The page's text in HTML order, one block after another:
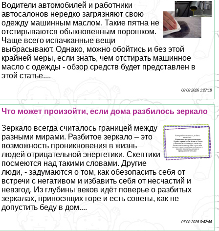
Водители автомобилей и работники
автосалонов нередко загрязняют свою
одежду машинным маслом. Такие пятна не
отстирываются обыкновенным порошком.
Чаще всего испачканные вещи
выбрасывают. Однако, можно обойтись и без этой
крайней меры, если знать, чем отстирать машинное
масло с одежды - обзор средств будет представлен в
этой статье....
08 08 2026 1:27:18
Что может произойти, если дома разбилось зеркало
Зеркало всегда считалось границей между
разными мирами. Разбитое зеркало – это
возможность проникновения в жизнь
людей отрицательной энергетики. Скептики
посмеются над такими словами. Другие
люди, - задумаются о том, как обезопасить себя от
встречи с негативом и избавить себя от несчастий и
невзгод. Из глубины веков идёт поверье о разбитых
зеркалах, приносящих горе и есть советы, как не
допустить беду в дом....
07 08 2026 0:42:44